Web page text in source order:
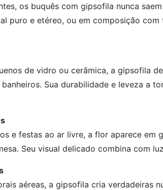
os buquês com gipsofila nunca
puro e etéreo, ou em composição
de vidro ou cerâmica, a gipsofila
Sua durabilidade e leveza a
e festas ao ar livre, a flor aparece em
Seu visual delicado combina com
aéreas, a gipsofila cria verdadeiras